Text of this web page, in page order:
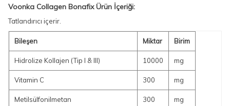
Voonka Collagen Bonafix Ürün İçeriği:
Tatlandırıcı içerir.
Bileşen Miktar Birim
Hidrolize Kollajen (Tip I & III) 10000 mg
Vitamin C 300 mg
Metilsülfonilmetan 300 mg